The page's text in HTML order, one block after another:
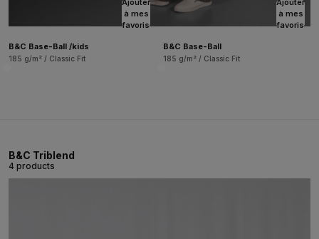
à mes
favoris
B&C Base-Ball /kids
185 g/m² / Classic Fit
à mes
favoris
B&C Base-Ball
185 g/m² / Classic Fit
B&C Triblend
4 products